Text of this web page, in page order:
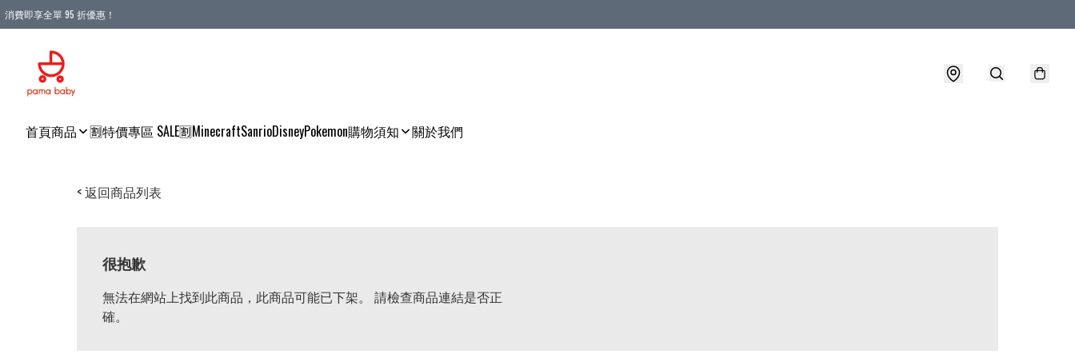
消費即享全單 95 折優惠！
首頁商品 🈹特價專區 SALE🈹MinecraftSanrioDisneyPokemon購物須知 關於我們
< 返回商品列表
很抱歉
無法在網站上找到此商品，此商品可能已下架。 請檢查商品連結是否正
確。